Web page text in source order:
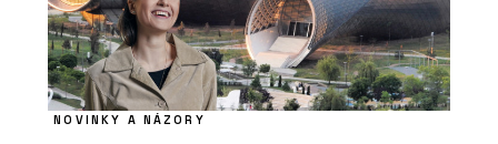
NOVINKY A NÁZORY